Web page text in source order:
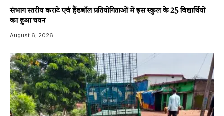
संभाग स्तरीय कराटे एवं हैंडबॉल प्रतियोगिताओं में इस स्कुल के 25 विद्यार्थियों
का हुआ चयन
August 6, 2026